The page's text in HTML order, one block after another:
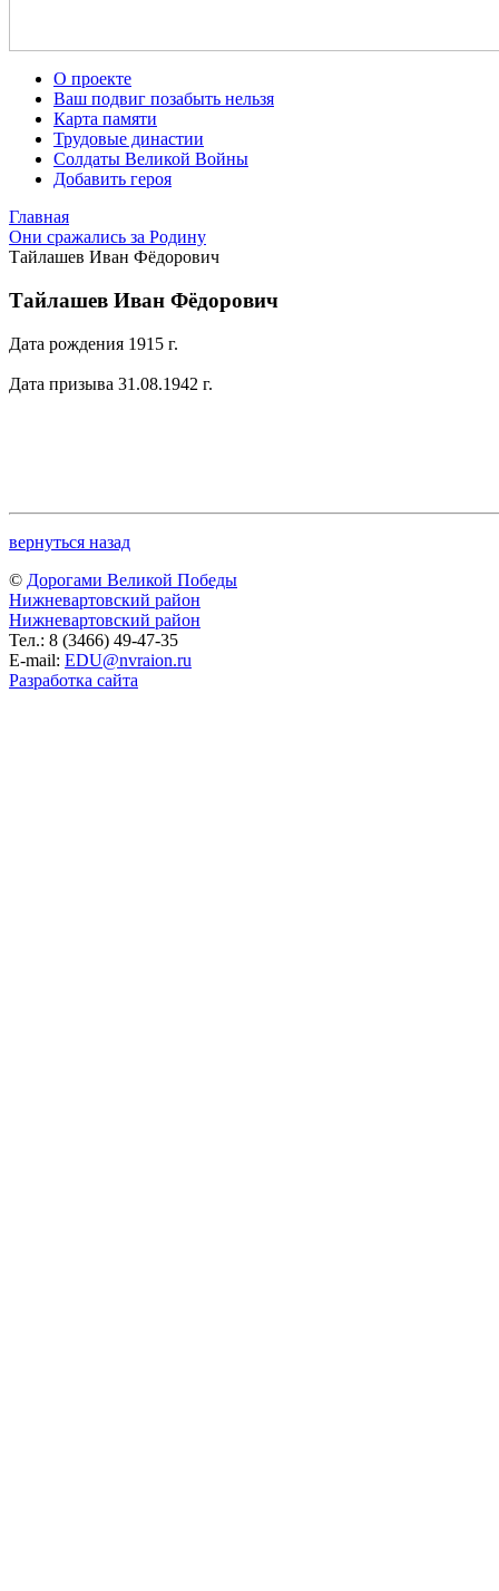
О проекте
Ваш подвиг позабыть нельзя
Карта памяти
Трудовые династии
Солдаты Великой Войны
Добавить героя
Главная
Они сражались за Родину
Тайлашев Иван Фёдорович
Тайлашев Иван Фёдорович
Дата рождения 1915 г.
Дата призыва 31.08.1942 г.
вернуться назад
© Дорогами Великой Победы
Нижневартовский район
Нижневартовский район
Тел.: 8 (3466) 49-47-35
E-mail: EDU@nvraion.ru
Разработка сайта